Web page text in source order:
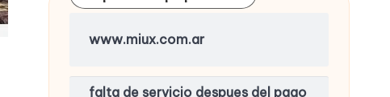
www.miux.com.ar
falta de servicio despues del pago